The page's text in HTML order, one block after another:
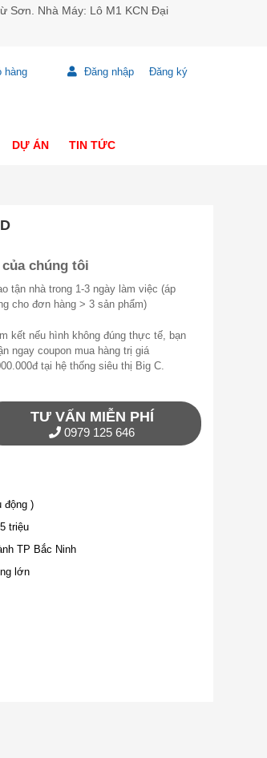
Sơn. Nhà Máy: Lô M1 KCN Đại
hàng Đăng nhập Đăng ký
DỰ ÁN TIN TỨC
chúng tôi
tận nhà trong 1-3 ngày làm việc (áp
cho đơn hàng > 3 sản phẩm)
kết nếu hình không đúng thực tế, bạn
ngay coupon mua hàng trị giá
tại hệ thống siêu thị Big C.
TƯ VẤN MIỄN PHÍ
0979 125 646
động )
triệu
TP Bắc Ninh
lớn